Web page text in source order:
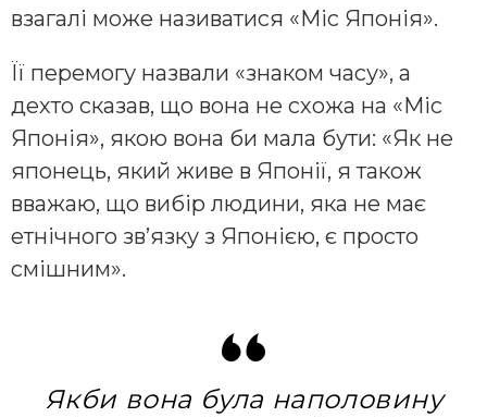
взагалі може називатися «Міс Японія».
Її перемогу назвали «знаком часу», а
дехто сказав, що вона не схожа на «Міс
Японія», якою вона би мала бути: «Як не
японець, який живе в Японії, я також
вважаю, що вибір людини, яка не має
етнічного зв’язку з Японією, є просто
смішним».
Якби вона була наполовину